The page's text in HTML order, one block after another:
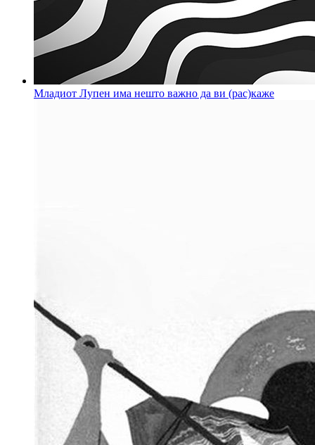
Младиот Лупен има нешто важно да ви (рас)каже